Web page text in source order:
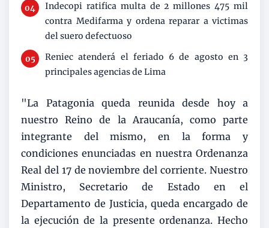
Indecopi ratifica multa de 2 millones 475 mil
contra Medifarma y ordena reparar a victimas
del suero defectuoso
Reniec atenderá el feriado 6 de agosto en 3
principales agencias de Lima
"La Patagonia queda reunida desde hoy a
nuestro Reino de la Araucanía, como parte
integrante del mismo, en la forma y
condiciones enunciadas en nuestra Ordenanza
Real del 17 de noviembre del corriente. Nuestro
Ministro, Secretario de Estado en el
Departamento de Justicia, queda encargado de
la ejecución de la presente ordenanza. Hecho